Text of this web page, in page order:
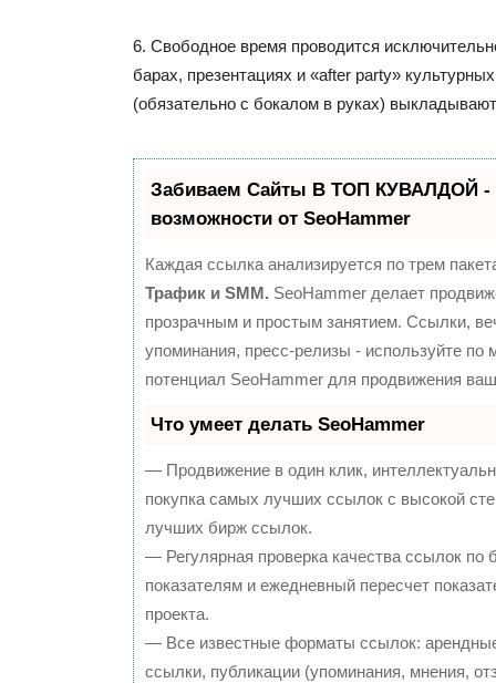
6. Свободное время проводится
барах, презентациях и «after party»
(обязательно с бокалом в руках)
Забиваем Сайты В ТОП КУВАЛДОЙ -
возможности от SeoHammer
Каждая ссылка анализируется по трем
Трафик и SMM. SeoHammer делает
прозрачным и простым занятием. Ссылки,
упоминания, пресс-релизы - используйте по
потенциал SeoHammer для продвижения
Что умеет делать SeoHammer
— Продвижение в один клик,
покупка самых лучших ссылок с высокой
лучших бирж ссылок.
— Регулярная проверка качества ссылок по
показателям и ежедневный пересчет
проекта.
— Все известные форматы ссылок:
ссылки, публикации (упоминания, мнения,